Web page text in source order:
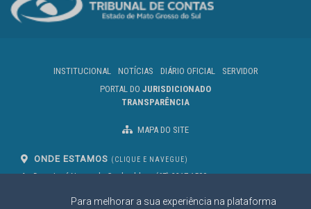
Para melhorar a sua experiência na plataforma
INSTITUCIONAL NOTÍCIAS DIÁRIO OFICIAL
SERVIDOR
PORTAL DO JURISDICIONADO
TRANSPARÊNCIA
MAPA DO SITE
ONDE ESTAMOS (CLIQUE E NAVEGUE)
Av. Des. José Nunes da Cunha, bloco
Campo Grande/MS
(67) 3317-1500